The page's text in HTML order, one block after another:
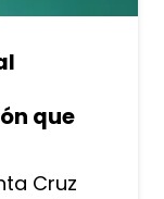
que
Cruz